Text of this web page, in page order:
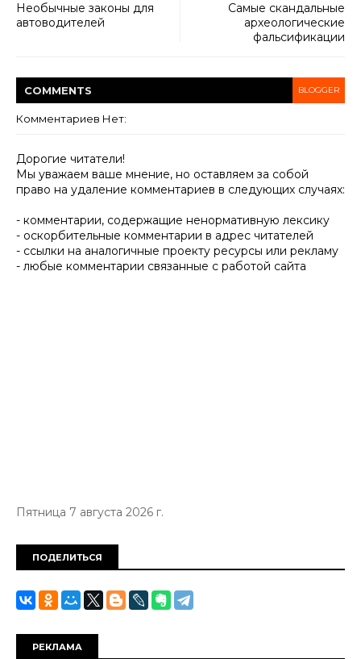
Самые скандальные
археологические
фальсификации
Необычные законы для
автоводителей
COMMENTS BLOGGER
Комментариев Нет:
Дорогие читатели!
Мы уважаем ваше мнение, но оставляем за собой
право на удаление комментариев в следующих случаях:
- комментарии, содержащие ненормативную лексику
- оскорбительные комментарии в адрес читателей
- ссылки на аналогичные проекту ресурсы или рекламу
- любые комментарии связанные с работой сайта
Пятница 7 августа 2026 г.
ПОДЕЛИТЬСЯ
РЕКЛАМА